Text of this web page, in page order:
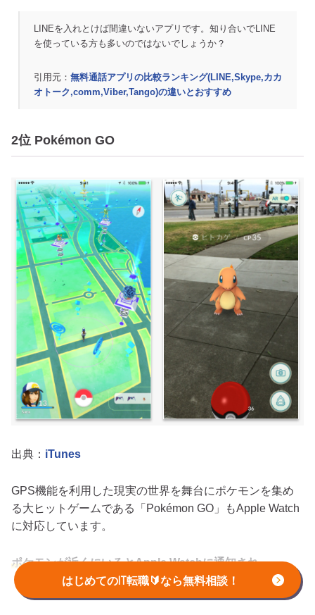
はじめてのIT転職🔰なら無料相談！
LINEを入れとけば間違いないアプリです。知り合いでLINE
を使っている方も多いのではないでしょうか？
引用元： 無料通話アプリの比較ランキング(LINE,Skype,カカ
オトーク,comm,Viber,Tango)の違いとおすすめ
2位 Pokémon GO
出典： iTunes
GPS機能を利用した現実の世界を舞台にポケモンを集め
る大ヒットゲームである「Pokémon GO」もApple Watch
に対応しています。
ポケモンが近くにいるとApple Watchに通知され、
iPhoneで捕まえることができます。